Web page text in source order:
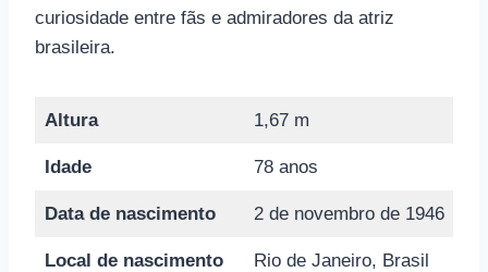
curiosidade entre fãs e admiradores da atriz
brasileira.
Altura 1,67 m
Idade 78 anos
Data de nascimento 2 de novembro de 1946
Local de nascimento Rio de Janeiro, Brasil